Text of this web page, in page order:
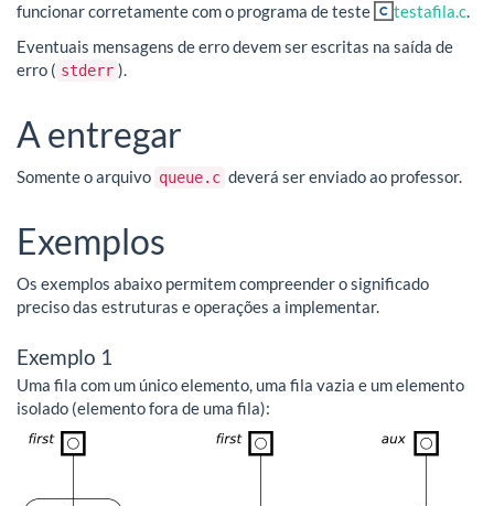
funcionar corretamente com o programa de teste
testafila.c.
Eventuais mensagens de erro devem ser escritas na saída de
erro ( stderr ).
A entregar
Somente o arquivo queue.c deverá ser enviado ao professor.
Exemplos
Os exemplos abaixo permitem compreender o significado
preciso das estruturas e operações a implementar.
Exemplo 1
Uma fila com um único elemento, uma fila vazia e um elemento
isolado (elemento fora de uma fila):